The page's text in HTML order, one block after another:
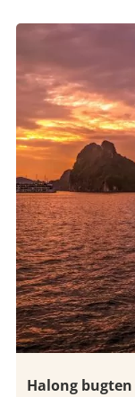
Halong